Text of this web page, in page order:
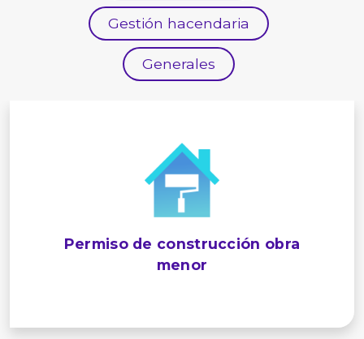
Gestión hacendaria
Generales
Permiso de construcción obra
menor